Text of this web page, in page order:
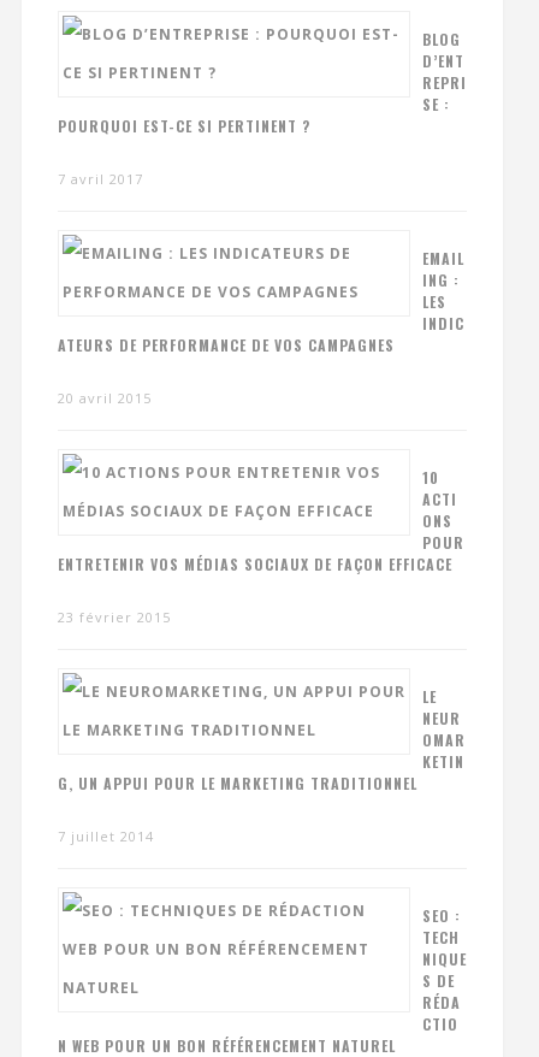
BLOG
D’ENT
REPRI
SE :
POURQUOI EST-CE SI PERTINENT ?
7 avril 2017
EMAIL
ING :
LES
INDIC
ATEURS DE PERFORMANCE DE VOS CAMPAGNES
20 avril 2015
10
ACTI
ONS
POUR
ENTRETENIR VOS MÉDIAS SOCIAUX DE FAÇON EFFICACE
23 février 2015
LE
NEUR
OMAR
KETIN
G, UN APPUI POUR LE MARKETING TRADITIONNEL
7 juillet 2014
SEO :
TECH
NIQUE
S DE
RÉDA
CTIO
N WEB POUR UN BON RÉFÉRENCEMENT NATUREL